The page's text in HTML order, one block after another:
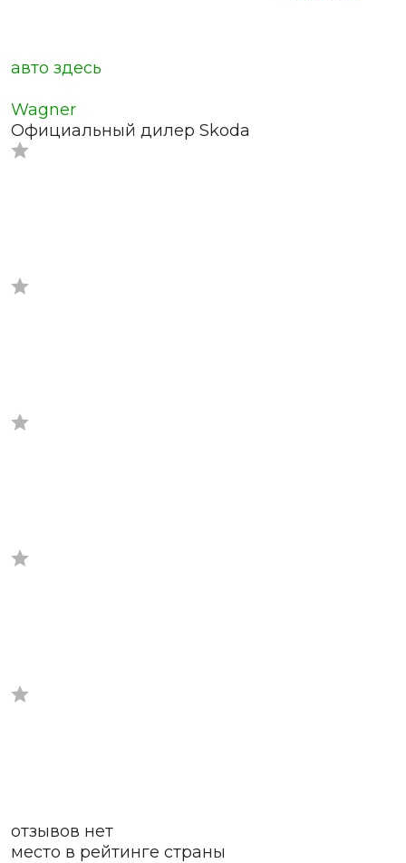
авто здесь
Wagner
Официальный дилер Skoda
отзывов нет
место в рейтинге страны